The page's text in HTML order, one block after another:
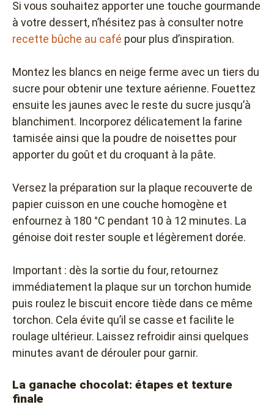
Si vous souhaitez apporter une touche gourmande
à votre dessert, n’hésitez pas à consulter notre
recette bûche au café pour plus d’inspiration.
Montez les blancs en neige ferme avec un tiers du
sucre pour obtenir une texture aérienne. Fouettez
ensuite les jaunes avec le reste du sucre jusqu’à
blanchiment. Incorporez délicatement la farine
tamisée ainsi que la poudre de noisettes pour
apporter du goût et du croquant à la pâte.
Versez la préparation sur la plaque recouverte de
papier cuisson en une couche homogène et
enfournez à 180 °C pendant 10 à 12 minutes. La
génoise doit rester souple et légèrement dorée.
Important : dès la sortie du four, retournez
immédiatement la plaque sur un torchon humide
puis roulez le biscuit encore tiède dans ce même
torchon. Cela évite qu’il se casse et facilite le
roulage ultérieur. Laissez refroidir ainsi quelques
minutes avant de dérouler pour garnir.
La ganache chocolat: étapes et texture
finale